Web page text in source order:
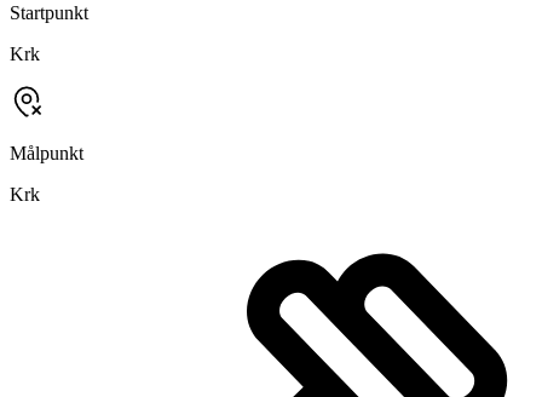
Startpunkt
Krk
Målpunkt
Krk